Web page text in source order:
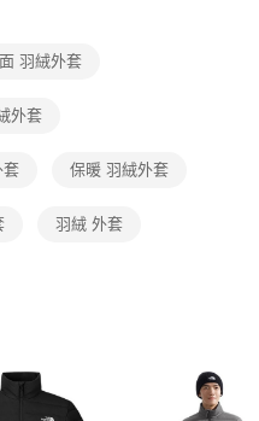
之結帳頁面顯示為準，若有關於
疑問，請聯繫「AFTEE先享後付
support/home
AFTEE先享後付」服務完成之交
人或監護人之同意方可使用
訊註冊。若發現惡意使用之情形，
之使用額度並採取法律行動。
羽絨外套
外套
套 保暖 羽絨外套
羽絨 外套